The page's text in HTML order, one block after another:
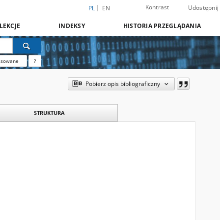
PL EN Kontrast Udostępnij
INDEKSY HISTORIA PRZEGLĄDANIA
?
Pobierz opis bibliograficzny
STRUKTURA